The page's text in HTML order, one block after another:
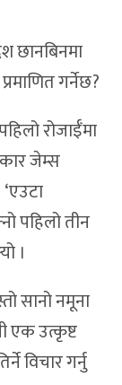
छानबिनमा
गर्नेछ?
रोजाईँमा
जेम्स
पहिलो तीन
।
सानो नमूना
एक उत्कृष्ट
विचार गर्नु